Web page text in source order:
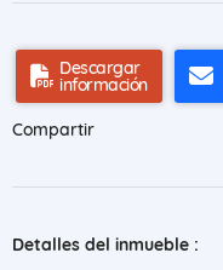
Descargar
información
Compartir
Detalles del inmueble :